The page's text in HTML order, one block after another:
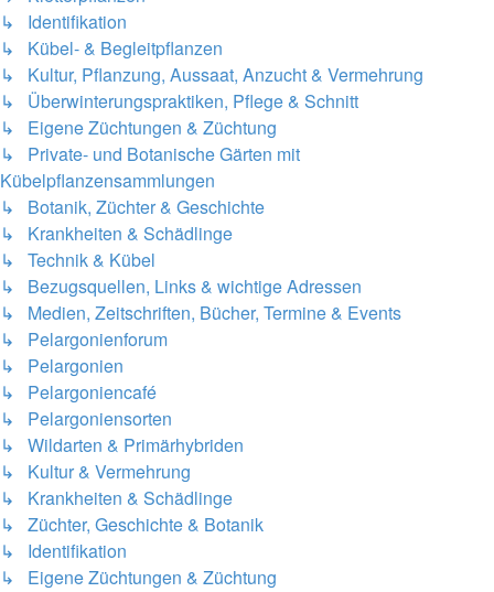
↳ Identifikation
↳ Kübel- & Begleitpflanzen
↳ Kultur, Pflanzung, Aussaat, Anzucht & Vermehrung
↳ Überwinterungspraktiken, Pflege & Schnitt
↳ Eigene Züchtungen & Züchtung
↳ Private- und Botanische Gärten mit
Kübelpflanzensammlungen
↳ Botanik, Züchter & Geschichte
↳ Krankheiten & Schädlinge
↳ Technik & Kübel
↳ Bezugsquellen, Links & wichtige Adressen
↳ Medien, Zeitschriften, Bücher, Termine & Events
↳ Pelargonienforum
↳ Pelargonien
↳ Pelargoniencafé
↳ Pelargoniensorten
↳ Wildarten & Primärhybriden
↳ Kultur & Vermehrung
↳ Krankheiten & Schädlinge
↳ Züchter, Geschichte & Botanik
↳ Identifikation
↳ Eigene Züchtungen & Züchtung